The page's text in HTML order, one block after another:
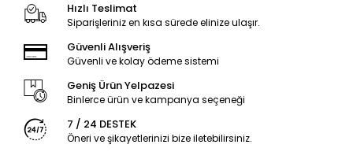
Hızlı Teslimat
Siparişleriniz en kısa sürede elinize ulaşır.
Güvenli Alışveriş
Güvenli ve kolay ödeme sistemi
Geniş Ürün Yelpazesi
Binlerce ürün ve kampanya seçeneği
7 / 24 DESTEK
Öneri ve şikayetlerinizi bize iletebilirsiniz.